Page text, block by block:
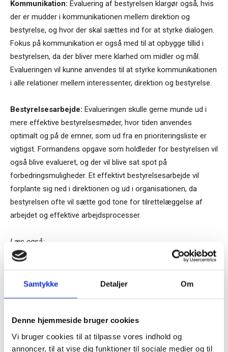
Samtykke Detaljer Om
Denne hjemmeside bruger cookies
Vi bruger cookies til at tilpasse vores indhold og
annoncer, til at vise dig funktioner til sociale medier og til
Kommunikation: Evaluering af bestyrelsen klargør også, hvis
der er mudder i kommunikationen mellem direktion og
bestyrelse, og hvor der skal sættes ind for at styrke dialogen.
Fokus på kommunikation er også med til at opbygge tillid i
bestyrelsen, da der bliver mere klarhed om midler og mål.
Evalueringen vil kunne anvendes til at styrke kommunikationen
i alle relationer mellem interessenter, direktion og bestyrelse.
Bestyrelsesarbejde: Evalueringen skulle gerne munde ud i
mere effektive bestyrelsesmøder, hvor tiden anvendes
optimalt og på de emner, som ud fra en prioriteringsliste er
vigtigst. Formandens opgave som holdleder for bestyrelsen vil
også blive evalueret, og der vil blive sat spot på
forbedringsmuligheder. Et effektivt bestyrelsesarbejde vil
forplante sig ned i direktionen og ud i organisationen, da
bestyrelsen ofte vil sætte god tone for tilrettelæggelse af
arbejdet og effektive arbejdsprocesser.
Læs også:
Sådan forebygger bestyrelsen kriser 4/
Sådan forebygger bestyrelsen kriser 5/
Tilmeld dig vores
nyhedsbrev
– og modtag Ole Borchs bog